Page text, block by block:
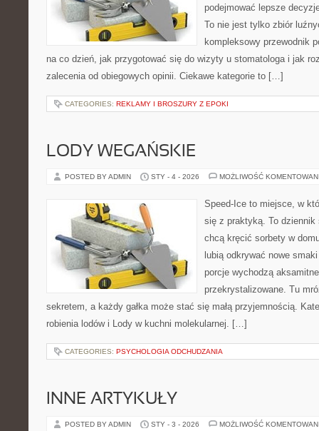
podejmować lepsze
To nie jest tylko zbiór
kompleksowy przewodnik
na co dzień, jak przygotować się do wizyty u stomatologa i jak
zalecenia od obiegowych opinii. Ciekawe kategorie to […]
CATEGORIES: REKLAMY I BROSZURY Z EPOKI
LODY WEGAŃSKIE
POSTED BY ADMIN STY - 4 - 2026 MOŻLIWOŚĆ
Speed-Ice to miejsce, w
się z praktyką. To
chcą kręcić sorbety w
lubią odkrywać nowe
porcje wychodzą
przekrystalizowane. Tu
sekretem, a każdy gałka może stać się małą przyjemnością.
robienia lodów i Lody w kuchni molekularnej. […]
CATEGORIES: PSYCHOLOGIA ODCHUDZANIA
INNE ARTYKUŁY
POSTED BY ADMIN STY - 3 - 2026 MOŻLIWOŚĆ